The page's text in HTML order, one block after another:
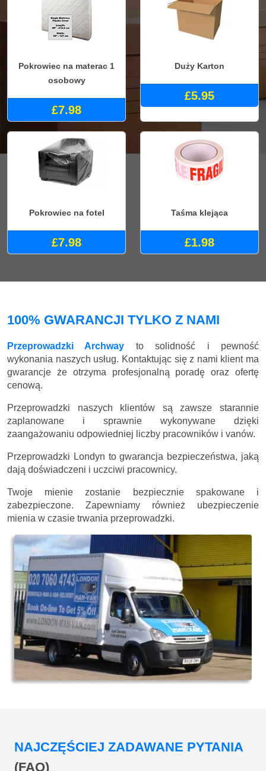
Pokrowiec na materac 1
osobowy
£7.98
Duży Karton
£5.95
Pokrowiec na fotel
£7.98
Taśma klejąca
£1.98
100% GWARANCJI TYLKO Z NAMI
Przeprowadzki Archway to solidność i pewność
wykonania naszych usług. Kontaktując się z nami klient ma
gwarancje że otrzyma profesjonalną poradę oraz ofertę
cenową.
Przeprowadzki naszych klientów są zawsze starannie
zaplanowane i sprawnie wykonywane dzięki
zaangażowaniu odpowiedniej liczby pracowników i vanów.
Przeprowadzki Londyn to gwarancja bezpieczeństwa, jaką
dają doświadczeni i uczciwi pracownicy.
Twoje mienie zostanie bezpiecznie spakowane i
zabezpieczone. Zapewniamy również ubezpieczenie
mienia w czasie trwania przeprowadzki.
NAJCZĘŚCIEJ ZADAWANE PYTANIA
(FAQ)